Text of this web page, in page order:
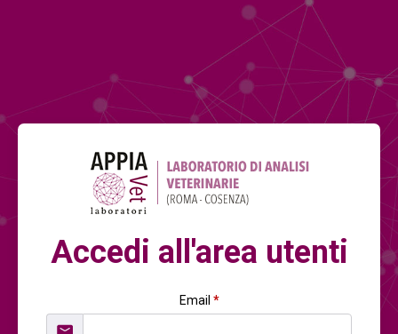
Accedi all'area utenti
Email *